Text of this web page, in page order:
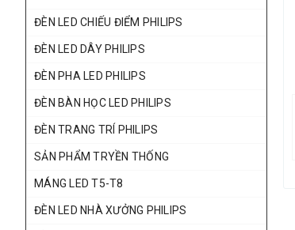
ĐÈN LED CHIẾU ĐIỂM PHILIPS
ĐÈN LED DÂY PHILIPS
ĐÈN PHA LED PHILIPS
ĐÈN BÀN HỌC LED PHILIPS
ĐÈN TRANG TRÍ PHILIPS
SẢN PHẨM TRYỀN THỐNG
MÁNG LED T5-T8
ĐÈN LED NHÀ XƯỞNG PHILIPS